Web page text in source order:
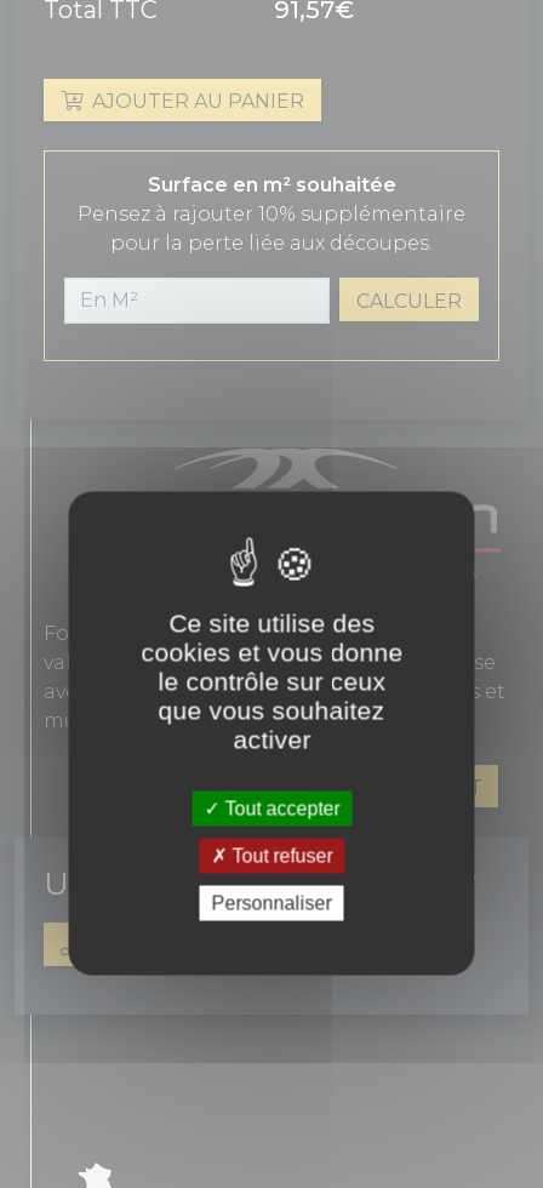
Total TTC 91,57€
AJOUTER AU PANIER
Surface en m² souhaitée
Pensez à rajouter 10% supplémentaire
pour la perte liée aux découpes.
CALCULER
Fondée en 1863, Novoceram interprète les
valeurs authentiques de l'élégance française
avec des carreaux en grès cérame pour sols et
murs.
VOIR LES PRODUITS DE CE FABRICANT
Un conseil ? une question ?
Ce site utilise des
cookies et vous donne
le contrôle sur ceux
que vous souhaitez
activer
Tout accepter
Tout refuser
Personnaliser